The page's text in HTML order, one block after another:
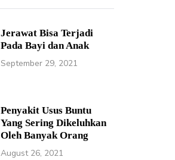
Jerawat Bisa Terjadi
Pada Bayi dan Anak
September 29, 2021
Penyakit Usus Buntu
Yang Sering Dikeluhkan
Oleh Banyak Orang
August 26, 2021